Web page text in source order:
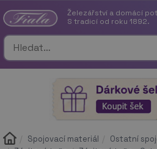
Železářství a domácí
S tradicí od roku 1892.
Spojovací materiál
Ostatní